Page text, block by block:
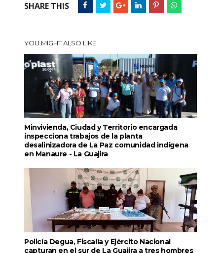
SHARE THIS
YOU MIGHT ALSO LIKE
Minvivienda, Ciudad y Territorio encargada
inspecciona trabajos de la planta
desalinizadora de La Paz comunidad indígena
en Manaure - La Guajira
Policía Degua, Fiscalía y Ejército Nacional
capturan en el sur de La Guajira a tres hombres